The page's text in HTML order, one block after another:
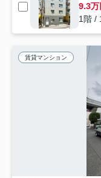
9.3万
1階 /
賃貸マンション